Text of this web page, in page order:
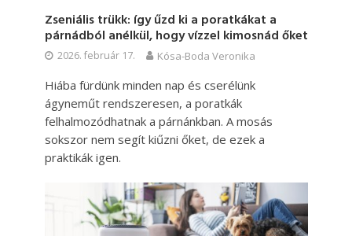
Zseniális trükk: így űzd ki a poratkákat a
párnádból anélkül, hogy vízzel kimosnád őket
2026. február 17. Kósa-Boda Veronika
Hiába fürdünk minden nap és cserélünk
ágyneműt rendszeresen, a poratkák
felhalmozódhatnak a párnánkban. A mosás
sokszor nem segít kiűzni őket, de ezek a
praktikák igen.